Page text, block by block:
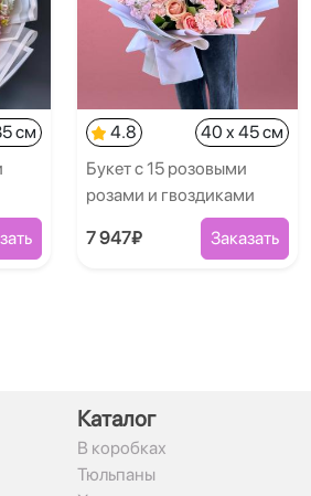
см
4.8
40 x 45 см
Букет с 15 розовыми
розами и гвоздиками
7 947₽ Заказать
Каталог
В коробках
Тюльпаны